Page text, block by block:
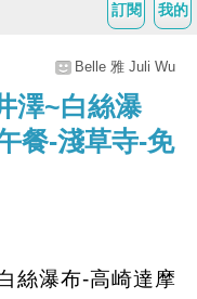
我的
訂閱
Belle 雅 Juli Wu
澤~白絲瀑
餐-淺草寺-免
絲瀑布-高崎達摩